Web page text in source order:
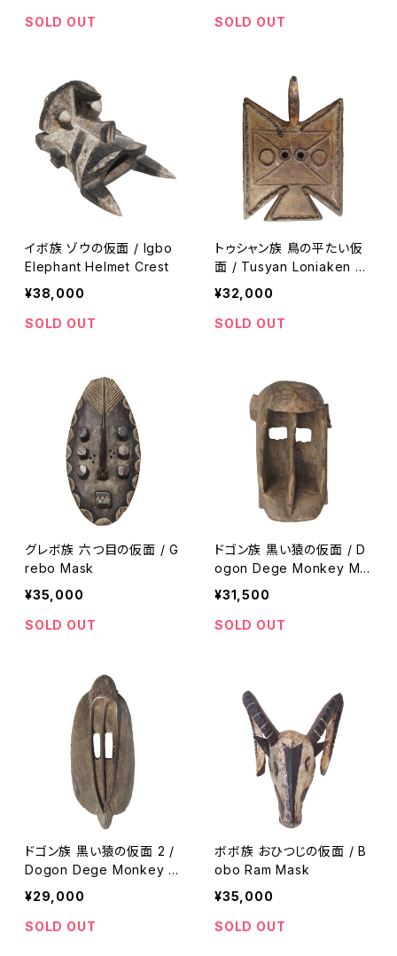
SOLD OUT
SOLD OUT
イボ族 ゾウの仮面 / Igbo
Elephant Helmet Crest
¥38,000
SOLD OUT
トゥシャン族 鳥の平たい仮
面 / Tusyan Loniaken M
ask
¥32,000
SOLD OUT
グレボ族 六つ目の仮面 / G
rebo Mask
¥35,000
SOLD OUT
ドゴン族 黒い猿の仮面 / D
ogon Dege Monkey Ma
sk
¥31,500
SOLD OUT
ドゴン族 黒い猿の仮面 2 /
Dogon Dege Monkey M
ask 2
¥29,000
SOLD OUT
ボボ族 おひつじの仮面 / B
obo Ram Mask
¥35,000
SOLD OUT